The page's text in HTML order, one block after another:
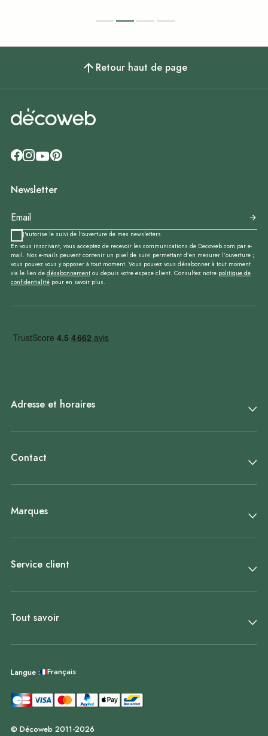
Retour haut de page
Newsletter
J'autorise le suivi de l'ouverture de mes newsletters.
En vous inscrivant, vous acceptez de recevoir les communications de Decoweb.com par e-
mail. Nos e-mails peuvent contenir un pixel de suivi permettant d’en mesurer l’ouverture ;
vous pouvez vous y opposer à tout moment. Vous pouvez vous désabonner à tout moment
via le lien de désabonnement ou depuis votre espace client. Consultez notre politique de
confidentialité pour en savoir plus.
Adresse et horaires
Contact
Marques
Service client
Tout savoir
Langue : Français
© Décoweb 2011-2026